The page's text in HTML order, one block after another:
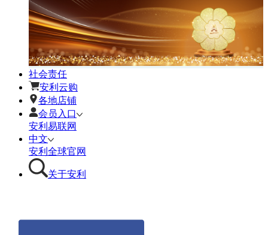
社会责任
安利云购
各地店铺
会员入口
安利易联网
中文
安利全球官网
关于安利